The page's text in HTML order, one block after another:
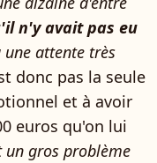
n'y avait pas eu
une attente très
donc pas la seule
et à avoir
euros qu'on lui
gros problème